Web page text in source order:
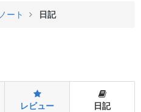
ノート 日記
レビュー 日記